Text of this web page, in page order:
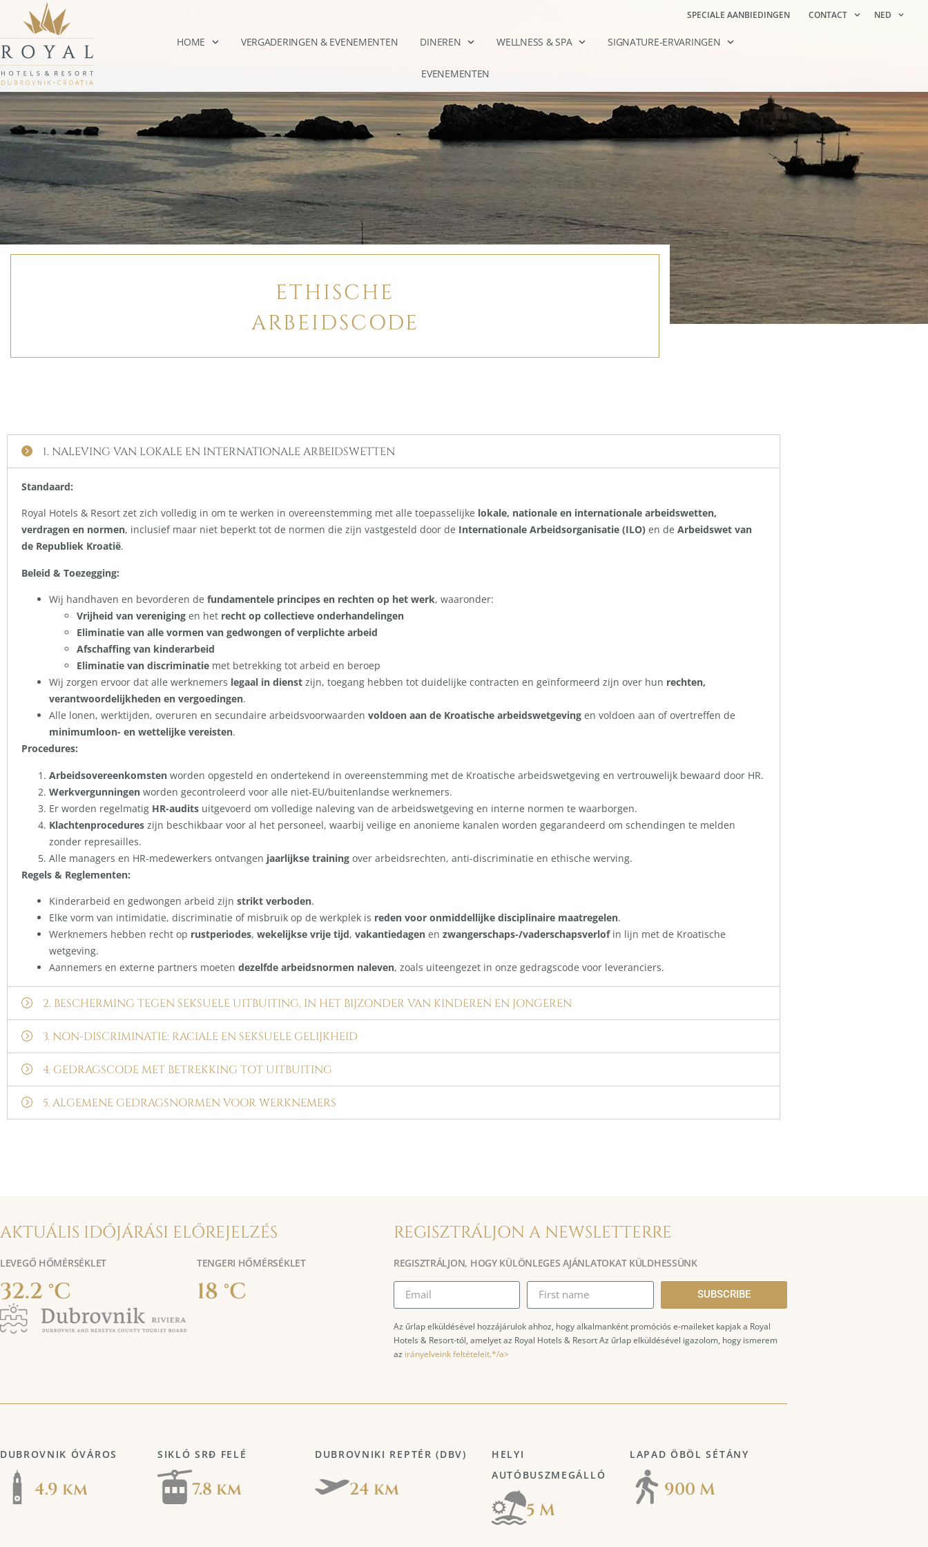
SPECIALE AANBIEDINGEN CONTACT NED
HOME VERGADERINGEN & EVENEMENTEN DINEREN WELLNESS & SPA SIGNATURE-ERVARINGEN
EVENEMENTEN
ETHISCHE
ARBEIDSCODE
1. NALEVING VAN LOKALE EN INTERNATIONALE ARBEIDSWETTEN
Standaard:
Royal Hotels & Resort zet zich volledig in om te werken in overeenstemming met alle toepasselijke lokale, nationale en internationale arbeidswetten,
verdragen en normen, inclusief maar niet beperkt tot de normen die zijn vastgesteld door de Internationale Arbeidsorganisatie (ILO) en de Arbeidswet van
de Republiek Kroatië.
Beleid & Toezegging:
Wij handhaven en bevorderen de fundamentele principes en rechten op het werk, waaronder:
Vrijheid van vereniging en het recht op collectieve onderhandelingen
Eliminatie van alle vormen van gedwongen of verplichte arbeid
Afschaffing van kinderarbeid
Eliminatie van discriminatie met betrekking tot arbeid en beroep
Wij zorgen ervoor dat alle werknemers legaal in dienst zijn, toegang hebben tot duidelijke contracten en geïnformeerd zijn over hun rechten,
verantwoordelijkheden en vergoedingen.
Alle lonen, werktijden, overuren en secundaire arbeidsvoorwaarden voldoen aan de Kroatische arbeidswetgeving en voldoen aan of overtreffen de
minimumloon- en wettelijke vereisten.
Procedures:
Arbeidsovereenkomsten worden opgesteld en ondertekend in overeenstemming met de Kroatische arbeidswetgeving en vertrouwelijk bewaard door HR.
Werkvergunningen worden gecontroleerd voor alle niet-EU/buitenlandse werknemers.
Er worden regelmatig HR-audits uitgevoerd om volledige naleving van de arbeidswetgeving en interne normen te waarborgen.
Klachtenprocedures zijn beschikbaar voor al het personeel, waarbij veilige en anonieme kanalen worden gegarandeerd om schendingen te melden
zonder represailles.
Alle managers en HR-medewerkers ontvangen jaarlijkse training over arbeidsrechten, anti-discriminatie en ethische werving.
Regels & Reglementen:
Kinderarbeid en gedwongen arbeid zijn strikt verboden.
Elke vorm van intimidatie, discriminatie of misbruik op de werkplek is reden voor onmiddellijke disciplinaire maatregelen.
Werknemers hebben recht op rustperiodes, wekelijkse vrije tijd, vakantiedagen en zwangerschaps-/vaderschapsverlofin lijn met de Kroatische
wetgeving.
Aannemers en externe partners moeten dezelfde arbeidsnormen naleven, zoals uiteengezet in onze gedragscode voor leveranciers.
2. BESCHERMING TEGEN SEKSUELE UITBUITING, IN HET BIJZONDER VAN KINDEREN EN JONGEREN
3. NON-DISCRIMINATIE: RACIALE EN SEKSUELE GELIJKHEID
4. GEDRAGSCODE MET BETREKKING TOT UITBUITING
5. ALGEMENE GEDRAGSNORMEN VOOR WERKNEMERS
AKTUÁLIS IDŐJÁRÁSI ELŐREJELZÉS
LEVEGŐ HŐMÉRSÉKLET
32.2 °C
TENGERI HŐMÉRSÉKLET
18 °C
REGISZTRÁLJON A NEWSLETTERRE
REGISZTRÁLJON, HOGY KÜLÖNLEGES AJÁNLATOKAT KÜLDHESSÜNK
SUBSCRIBE
Az űrlap elküldésével hozzájárulok ahhoz, hogy alkalmanként promóciós e-maileket kapjak a Royal
Hotels & Resort-tól, amelyet az Royal Hotels & Resort Az űrlap elküldésével igazolom, hogy ismerem
az irányelveink feltételeit.*/a>
DUBROVNIK ÓVÁROS
4.9 km
SIKLÓ SRĐ FELÉ
7.8 km
DUBROVNIKI REPTÉR (DBV)
24 km
HELYI
AUTÓBUSZMEGÁLLÓ
5 M
LAPAD ÖBÖL SÉTÁNY
900 M